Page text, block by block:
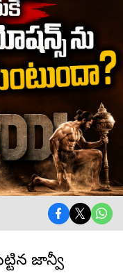
జాన్వీ